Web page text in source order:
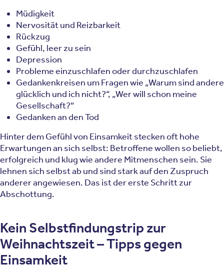
Müdigkeit
Nervosität und Reizbarkeit
Rückzug
Gefühl, leer zu sein
Depression
Probleme einzuschlafen oder durchzuschlafen
Gedankenkreisen um Fragen wie „Warum sind andere
glücklich und ich nicht?“, „Wer will schon meine
Gesellschaft?“
Gedanken an den Tod
Hinter dem Gefühl von Einsamkeit stecken oft hohe
Erwartungen an sich selbst: Betroffene wollen so beliebt,
erfolgreich und klug wie andere Mitmenschen sein. Sie
lehnen sich selbst ab und sind stark auf den Zuspruch
anderer angewiesen. Das ist der erste Schritt zur
Abschottung.
Kein Selbstfindungstrip zur
Weihnachtszeit – Tipps gegen
Einsamkeit